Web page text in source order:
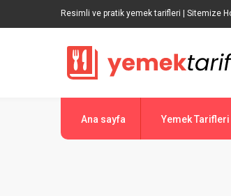
Resimli ve pratik yemek tarifleri | Sitemize
Ana sayfa Yemek Tarifleri